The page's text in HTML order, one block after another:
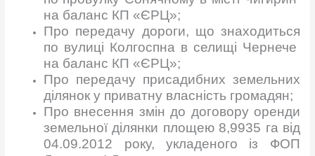
на баланс КП «ЄРЦ»;
Про передачу дороги, що знаходиться
по вулиці Колгоспна в селищі Чернече
на баланс КП «ЄРЦ»;
Про передачу присадибних земельних
ділянок у приватну власність громадян;
Про внесення змін до договору оренди
земельної ділянки площею 8,9935 га від
04.09.2012 року, укладеного із ФОП